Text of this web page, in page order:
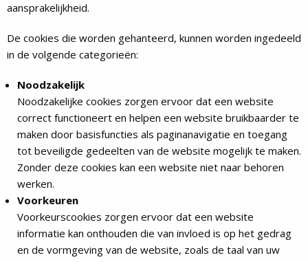
aansprakelijkheid.
De cookies die worden gehanteerd, kunnen worden ingedeeld
in de volgende categorieën:
Noodzakelijk
Noodzakelijke cookies zorgen ervoor dat een website
correct functioneert en helpen een website bruikbaarder te
maken door basisfuncties als paginanavigatie en toegang
tot beveiligde gedeelten van de website mogelijk te maken.
Zonder deze cookies kan een website niet naar behoren
werken.
Voorkeuren
Voorkeurscookies zorgen ervoor dat een website
informatie kan onthouden die van invloed is op het gedrag
en de vormgeving van de website, zoals de taal van uw